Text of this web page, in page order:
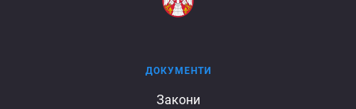
ДОКУМЕНТИ
Закони